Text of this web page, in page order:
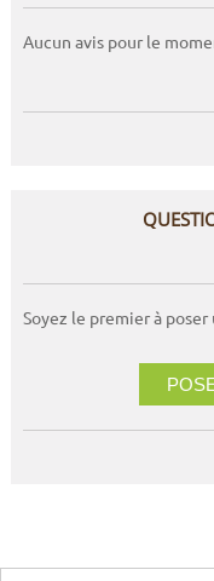
Aucun avis pour le
Soyez le premier à